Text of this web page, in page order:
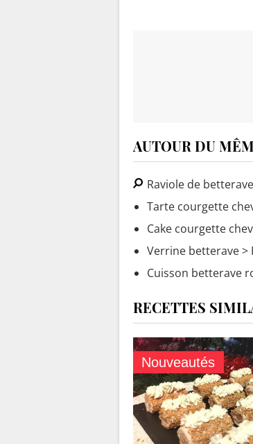
AUTOUR DU
Raviole de
Tarte courgette
Cake courgette
Verrine betterave>
Cuisson betterave
RECETTES
Nouveautés